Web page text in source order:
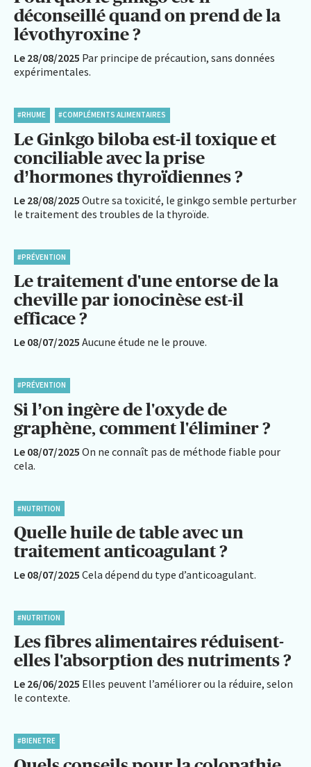
déconseillé quand on prend de la
lévothyroxine ?
Le 28/08/2025 Par principe de précaution, sans données
expérimentales.
#RHUME #COMPLÉMENTS ALIMENTAIRES
Le Ginkgo biloba est-il toxique et
conciliable avec la prise
d’hormones thyroïdiennes ?
Le 28/08/2025 Outre sa toxicité, le ginkgo semble perturber
le traitement des troubles de la thyroïde.
#PRÉVENTION
Le traitement d'une entorse de la
cheville par ionocinèse est-il
efficace ?
Le 08/07/2025 Aucune étude ne le prouve.
#PRÉVENTION
Si l’on ingère de l'oxyde de
graphène, comment l'éliminer ?
Le 08/07/2025 On ne connaît pas de méthode fiable pour
cela.
#NUTRITION
Quelle huile de table avec un
traitement anticoagulant ?
Le 08/07/2025 Cela dépend du type d’anticoagulant.
#NUTRITION
Les fibres alimentaires réduisent-
elles l'absorption des nutriments ?
Le 26/06/2025 Elles peuvent l’améliorer ou la réduire, selon
le contexte.
#BIENETRE